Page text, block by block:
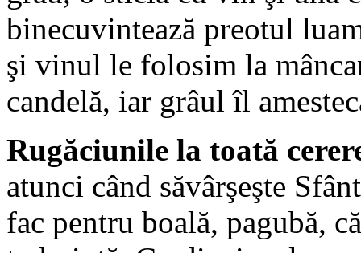
binecuvintează preotul
şi vinul le folosim la
candelă, iar grâul îl
Rugăciunile la toată
atunci când săvârşeşte
fac pentru boală, pagubă,